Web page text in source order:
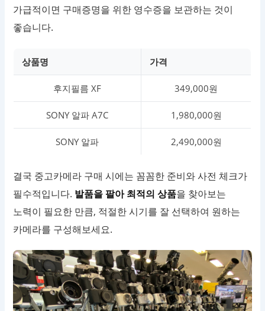
가급적이면 구매증명을 위한 영수증을 보관하는 것이
좋습니다.
상품명 가격
후지필름 XF 349,000원
SONY 알파 A7C 1,980,000원
SONY 알파 2,490,000원
결국 중고카메라 구매 시에는 꼼꼼한 준비와 사전 체크가
필수적입니다. 발품을 팔아 최적의 상품을 찾아보는
노력이 필요한 만큼, 적절한 시기를 잘 선택하여 원하는
카메라를 구성해보세요.